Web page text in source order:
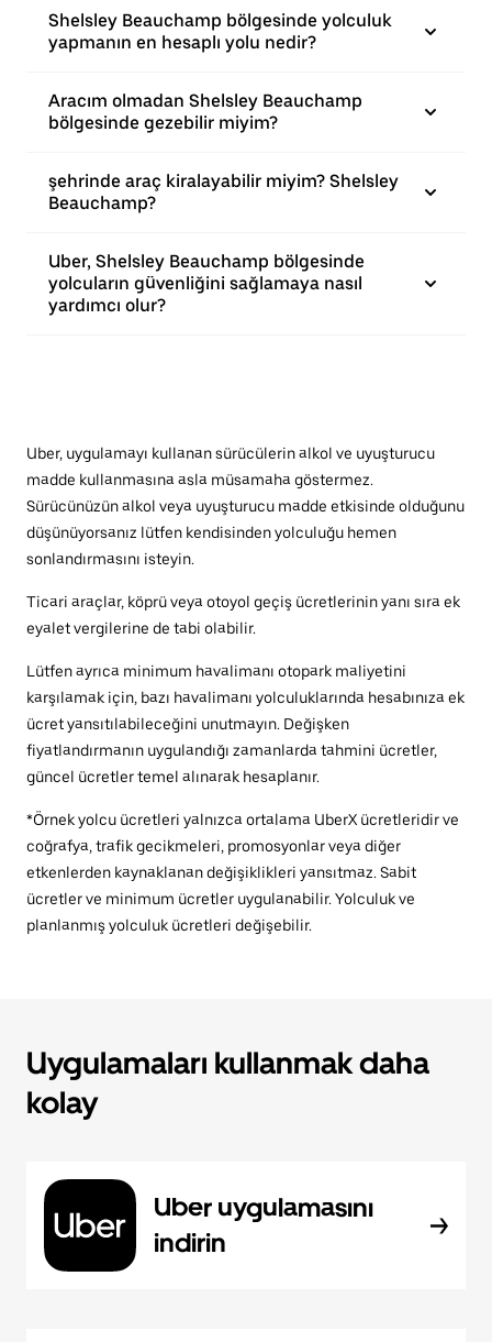
Shelsley Beauchamp bölgesinde yolculuk
yapmanın en hesaplı yolu nedir?
Aracım olmadan Shelsley Beauchamp
bölgesinde gezebilir miyim?
şehrinde araç kiralayabilir miyim? Shelsley
Beauchamp?
Uber, Shelsley Beauchamp bölgesinde
yolcuların güvenliğini sağlamaya nasıl
yardımcı olur?
Uber, uygulamayı kullanan sürücülerin alkol ve uyuşturucu
madde kullanmasına asla müsamaha göstermez.
Sürücünüzün alkol veya uyuşturucu madde etkisinde olduğunu
düşünüyorsanız lütfen kendisinden yolculuğu hemen
sonlandırmasını isteyin.
Ticari araçlar, köprü veya otoyol geçiş ücretlerinin yanı sıra ek
eyalet vergilerine de tabi olabilir.
Lütfen ayrıca minimum havalimanı otopark maliyetini
karşılamak için, bazı havalimanı yolculuklarında hesabınıza ek
ücret yansıtılabileceğini unutmayın. Değişken
fiyatlandırmanın uygulandığı zamanlarda tahmini ücretler,
güncel ücretler temel alınarak hesaplanır.
*Örnek yolcu ücretleri yalnızca ortalama UberX ücretleridir ve
coğrafya, trafik gecikmeleri, promosyonlar veya diğer
etkenlerden kaynaklanan değişiklikleri yansıtmaz. Sabit
ücretler ve minimum ücretler uygulanabilir. Yolculuk ve
planlanmış yolculuk ücretleri değişebilir.
Uygulamaları kullanmak daha
kolay
Uber uygulamasını
indirin